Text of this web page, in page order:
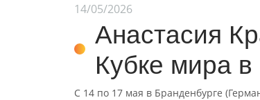
14/05/2026
Анастасия
Кубке мира
С 14 по 17 мая в Бранденбурге